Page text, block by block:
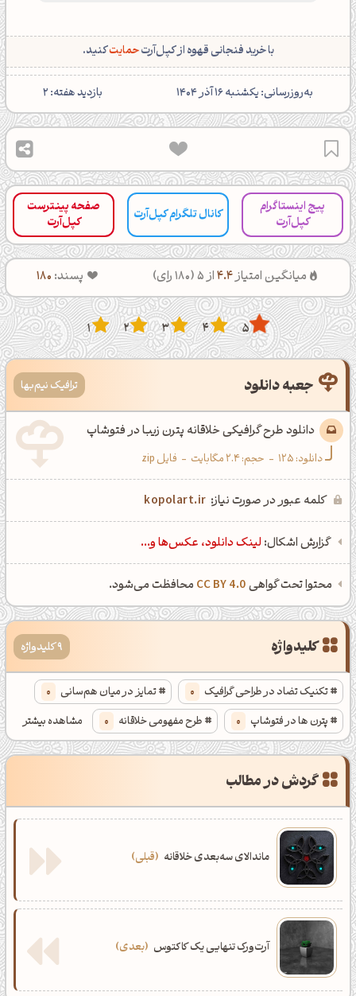
با خرید فنجانی قهوه از کپل‌آرتحمایتکنید.
‌به‌روزرسانی: یکشنبه 16 آذر 1404 بازدید هفته: 2
پیج اینستاگرام
کپل‌آرت
کانال تلگرام کپل‌آرت
صفحه پینترست
کپل‌آرت
میانگین امتیاز4.4از 5 ( 180رای) پسند: 180
5
4
3
2
1
جعبه دانلود ترافیک نیم‌بها
دانلود طرح گرافیکی خلاقانه پترن زیبا در فتوشاپ
دانلود:125
- حجم: 2.4 مگابایت - فایل zip
کلمه عبور در صورت نیاز: kopolart.ir
گزارش اشکال: لینک دانلود، عکس‌ها و...
محتوا تحت گواهیCC BY 4.0 محافظت می‌شود.
کلیدواژه 9 کلیدواژه
تکنیک تضاد در طراحی گرافیک 0 تمایز در میان هم‌سانی 0
پترن ها در فتوشاپ 0 طرح مفهومی خلاقانه 0
مشاهده بیشتر
طرح گرافیکی خلاقانه 0 گرافیک و خلاقیت 0
روز در خواب و خیالاتم و شب بیدارم
ساخت پترن زیبا در فتوشاپ 0
طراحی پترن معکبی در ایلوستریتور
گردش در مطالب
ماندالای سه‌بعدی خلاقانه قبلی
آرت‌ورک تنهایی یک کاکتوس بعدی
ظهرت بخیر❤️